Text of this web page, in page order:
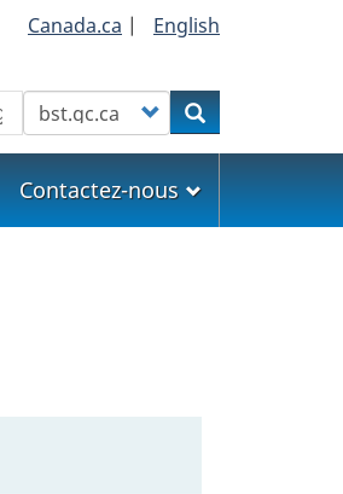
Canada.ca | English
Customize your searchRechercher
Contactez-nous